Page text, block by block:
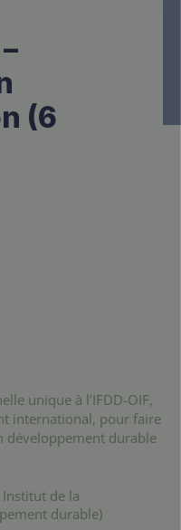
(6
unique à l’IFDD-OIF,
international, pour faire
développement durable
Institut de la
durable)